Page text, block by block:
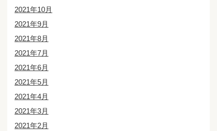
2021年10月
2021年9月
2021年8月
2021年7月
2021年6月
2021年5月
2021年4月
2021年3月
2021年2月